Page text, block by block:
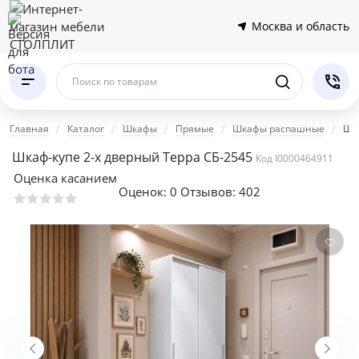
Москва и область
Поиск по товарам
Главная Каталог Шкафы Прямые Шкафы распашные
Шкаф-купе 2-х дверный Терра СБ-2545 Код I0000464911
Оценка касанием
Оценок: 0 Отзывов: 402